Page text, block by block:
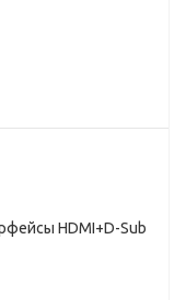
HDMI+D-Sub